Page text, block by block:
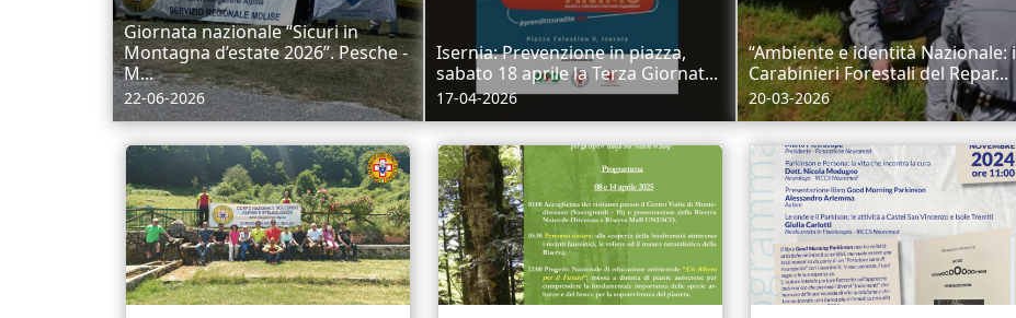
Giornata nazionale “Sicuri in
Montagna d’estate 2026”. Pesche -
M...
22-06-2026
Isernia: Prevenzione in piazza,
sabato 18 aprile la Terza Giornat...
17-04-2026
“Ambiente e identità Nazionale: i
Carabinieri Forestali del Repar...
20-03-2026